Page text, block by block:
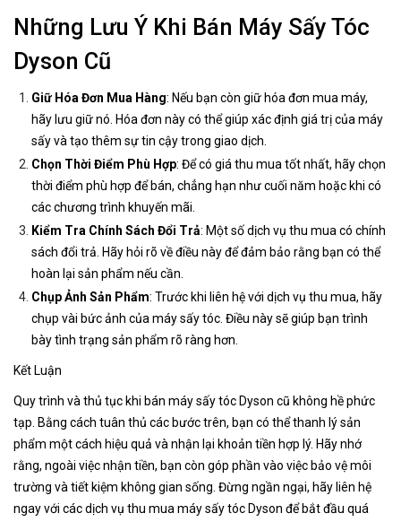
Những Lưu Ý Khi Bán Máy Sấy Tóc
Dyson Cũ
Giữ Hóa Đơn Mua Hàng: Nếu bạn còn giữ hóa đơn mua máy,
hãy lưu giữ nó. Hóa đơn này có thể giúp xác định giá trị của máy
sấy và tạo thêm sự tin cậy trong giao dịch.
Chọn Thời Điểm Phù Hợp: Để có giá thu mua tốt nhất, hãy chọn
thời điểm phù hợp để bán, chẳng hạn như cuối năm hoặc khi có
các chương trình khuyến mãi.
Kiểm Tra Chính Sách Đổi Trả: Một số dịch vụ thu mua có chính
sách đổi trả. Hãy hỏi rõ về điều này để đảm bảo rằng bạn có thể
hoàn lại sản phẩm nếu cần.
Chụp Ảnh Sản Phẩm: Trước khi liên hệ với dịch vụ thu mua, hãy
chụp vài bức ảnh của máy sấy tóc. Điều này sẽ giúp bạn trình
bày tình trạng sản phẩm rõ ràng hơn.
Kết Luận
Quy trình và thủ tục khi bán máy sấy tóc Dyson cũ không hề phức
tạp. Bằng cách tuân thủ các bước trên, bạn có thể thanh lý sản
phẩm một cách hiệu quả và nhận lại khoản tiền hợp lý. Hãy nhớ
rằng, ngoài việc nhận tiền, bạn còn góp phần vào việc bảo vệ môi
trường và tiết kiệm không gian sống. Đừng ngần ngại, hãy liên hệ
ngay với các dịch vụ thu mua máy sấy tóc Dyson để bắt đầu quá